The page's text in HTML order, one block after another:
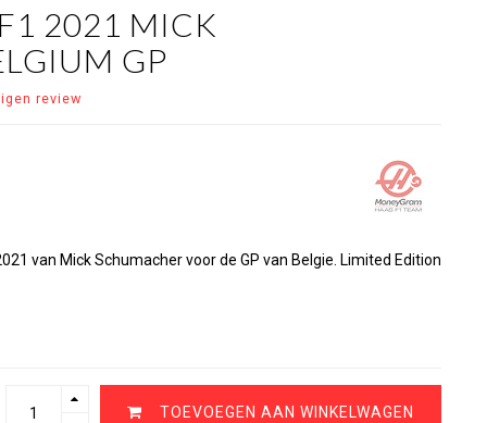
2021 MICK
GP
review
van Mick Schumacher voor de GP van Belgie. Limited Edition
TOEVOEGEN AAN WINKELWAGEN